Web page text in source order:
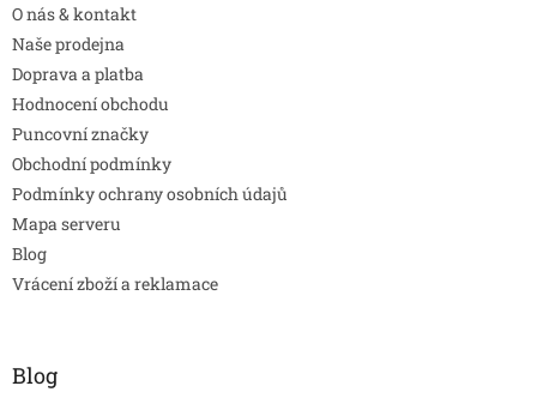
O nás & kontakt
Naše prodejna
Doprava a platba
Hodnocení obchodu
Puncovní značky
Obchodní podmínky
Podmínky ochrany osobních údajů
Mapa serveru
Blog
Vrácení zboží a reklamace
Blog